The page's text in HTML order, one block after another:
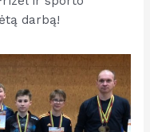
darbą!